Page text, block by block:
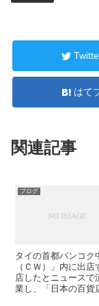
はて
関連記事
ブログ
タイの首都バンコク
（ＣＷ）」内に出
店したとニュースで
業し、「日本の百貨